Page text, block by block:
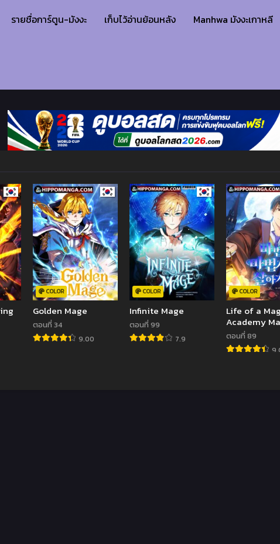
รายชื่อการ์ตูน-มังงะ เก็บไว้อ่านย้อนหลัง Manhwa มังงะเกาหลี
COLOR
Golden Mage
ตอนที่ 34
9.00
COLOR
Infinite Mage
ตอนที่ 99
7.9
COLOR
Life of a
Academy
ตอนที่ 89